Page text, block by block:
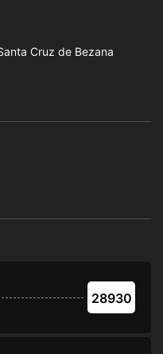
Cruz de Bezana
28930